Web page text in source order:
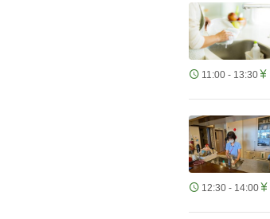
11:00 - 13:30
12:30 - 14:00